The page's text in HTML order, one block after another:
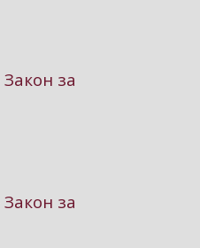
Закон за
Закон за